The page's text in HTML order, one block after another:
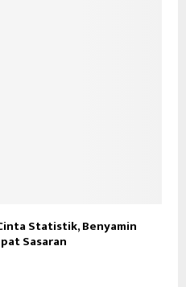
Statistik, Benyamin
Sasaran